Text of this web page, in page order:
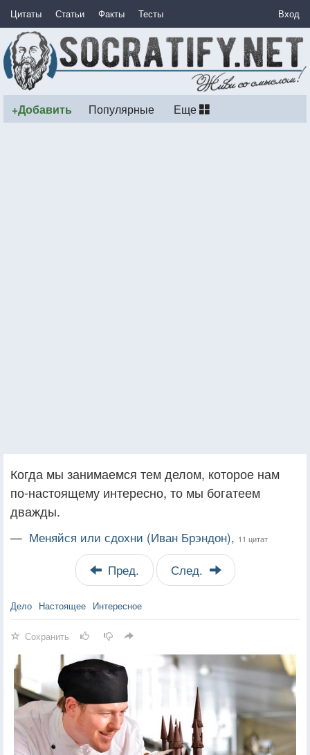
Цитаты Статьи Факты Тесты Вход
+Добавить Популярные Еще
Когда мы занимаемся тем делом, которое нам
по-настоящему интересно, то мы богатеем
дважды.
— Меняйся или сдохни (Иван Брэндон), 11 цитат
Пред. След.
Дело Настоящее Интересное
Сохранить